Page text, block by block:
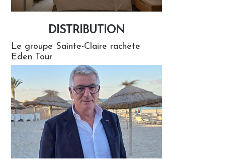
DISTRIBUTION
Le groupe Sainte-Claire rachète
Eden Tour